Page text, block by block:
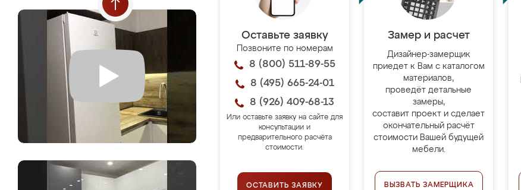
Оставьте заявку
Позвоните по номерам
8 (800) 511-89-55
8 (495) 665-24-01
8 (926) 409-68-13
Или оставьте заявку на сайте для
консультации и
предварительного расчёта
стоимости.
ОСТАВИТЬ ЗАЯВКУ
Замер и расчет
Дизайнер-замерщик
приедет к Вам с каталогом
материалов,
проведёт детальные
замеры,
составит проект и сделает
окончательный расчёт
стоимости Вашей будущей
мебели.
ВЫЗВАТЬ ЗАМЕРЩИКА